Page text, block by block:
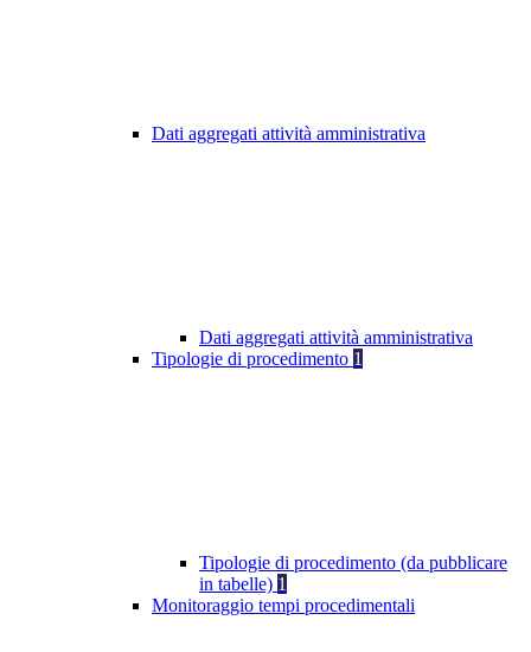
Dati aggregati attività amministrativa
Dati aggregati attività amministrativa
Tipologie di procedimento 1
Tipologie di procedimento (da pubblicare
in tabelle) 1
Monitoraggio tempi procedimentali